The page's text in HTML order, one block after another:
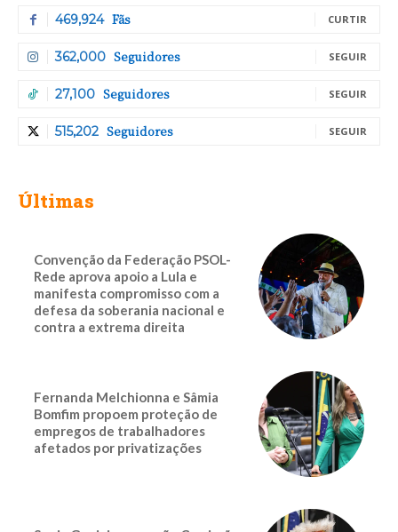
469,924 Fãs CURTIR
362,000 Seguidores SEGUIR
27,100 Seguidores SEGUIR
515,202 Seguidores SEGUIR
Últimas
Convenção da Federação PSOL-
Rede aprova apoio a Lula e
manifesta compromisso com a
defesa da soberania nacional e
contra a extrema direita
Fernanda Melchionna e Sâmia
Bomfim propoem proteção de
empregos de trabalhadores
afetados por privatizações